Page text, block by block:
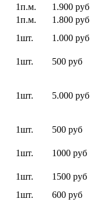
1п.м.
1.900 руб
1п.м.
1.800 руб
1шт.
1.000 руб
1шт.
500 руб
1шт. 5.000 руб
1шт.
500 руб
1шт.
1000 руб
1шт.
1500 руб
1шт.
600 руб